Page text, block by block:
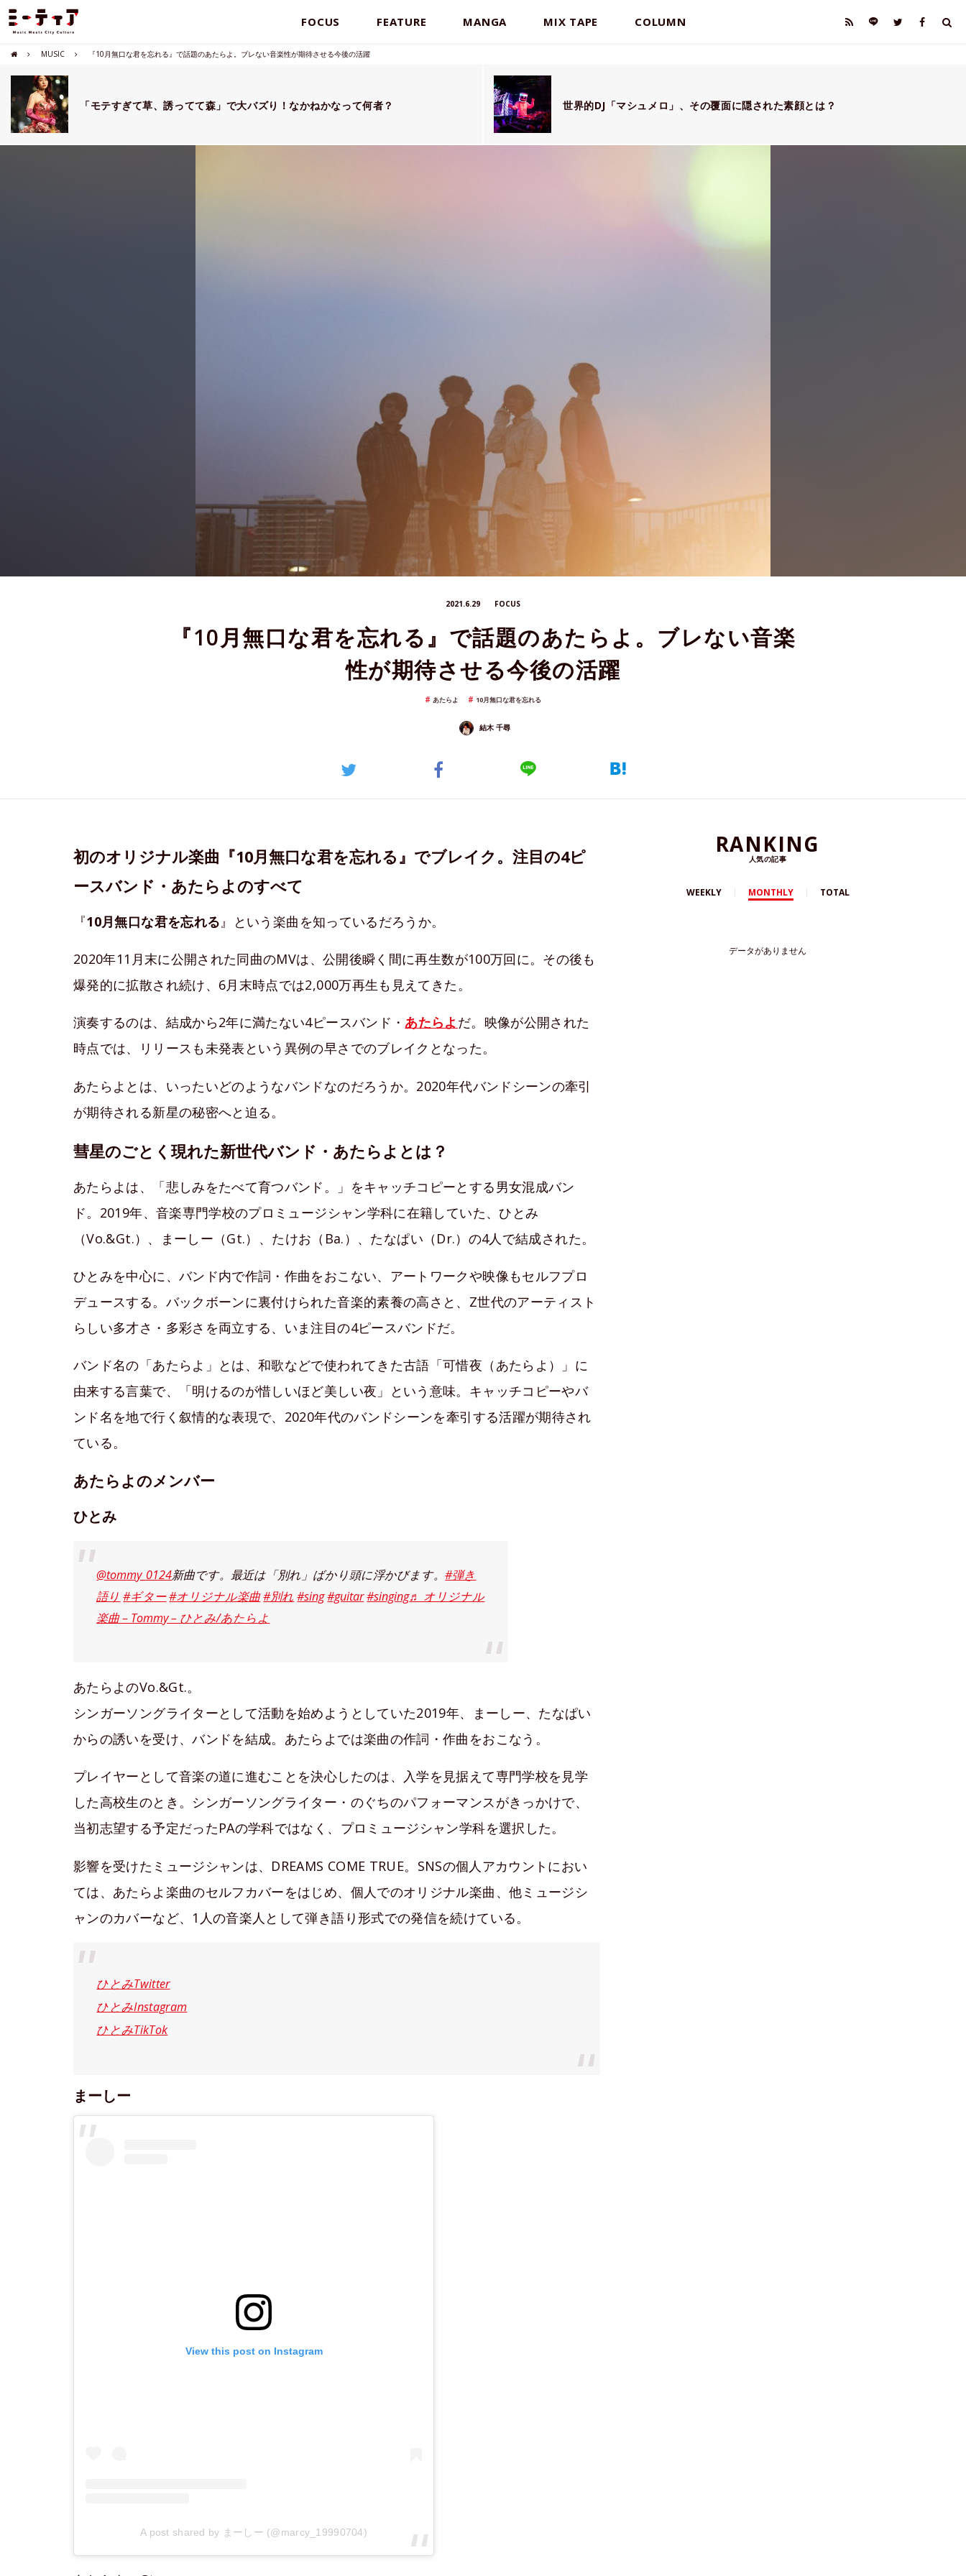
FOCUS FEATURE MANGA MIX TAPE COLUMN
MUSIC 『10月無口な君を忘れる』で話題のあたらよ。ブレない音楽性が期待させる今後の活躍
「モテすぎて草、誘ってて森」で大バズり！なかねかなって何者？ 世界的DJ「マシュメロ」、その覆面に隠された素顔とは？
2021.6.29 FOCUS
『10月無口な君を忘れる』で話題のあたらよ。ブレない音楽
性が期待させる今後の活躍
あたらよ 10月無口な君を忘れる
結木 千尋
初のオリジナル楽曲『10月無口な君を忘れる』でブレイク。注目の4ピ
ースバンド・あたらよのすべて
『10月無口な君を忘れる』という楽曲を知っているだろうか。
2020年11月末に公開された同曲のMVは、公開後瞬く間に再生数が100万回に。その後も
爆発的に拡散され続け、6月末時点では2,000万再生も見えてきた。
演奏するのは、結成から2年に満たない4ピースバンド・ あたらよだ。映像が公開された
時点では、リリースも未発表という異例の早さでのブレイクとなった。
あたらよとは、いったいどのようなバンドなのだろうか。2020年代バンドシーンの牽引
が期待される新星の秘密へと迫る。
彗星のごとく現れた新世代バンド・あたらよとは？
あたらよは、「悲しみをたべて育つバンド。」をキャッチコピーとする男女混成バン
ド。2019年、音楽専門学校のプロミュージシャン学科に在籍していた、ひとみ
（Vo.&Gt.）、まーしー（Gt.）、たけお（Ba.）、たなぱい（Dr.）の4人で結成された。
ひとみを中心に、バンド内で作詞・作曲をおこない、アートワークや映像もセルフプロ
デュースする。バックボーンに裏付けられた音楽的素養の高さと、Z世代のアーティスト
らしい多才さ・多彩さを両立する、いま注目の4ピースバンドだ。
バンド名の「あたらよ」とは、和歌などで使われてきた古語「可惜夜（あたらよ）」に
由来する言葉で、「明けるのが惜しいほど美しい夜」という意味。キャッチコピーやバ
ンド名を地で行く叙情的な表現で、2020年代のバンドシーンを牽引する活躍が期待され
ている。
あたらよのメンバー
ひとみ
@tommy_0124新曲です。最近は「別れ」ばかり頭に浮かびます。#弾き
語り #ギター#オリジナル楽曲#別れ #sing#guitar#singing♬ オリジナル
楽曲 – Tommy – ひとみ/あたらよ
あたらよのVo.&Gt.。
シンガーソングライターとして活動を始めようとしていた2019年、まーしー、たなぱい
からの誘いを受け、バンドを結成。あたらよでは楽曲の作詞・作曲をおこなう。
プレイヤーとして音楽の道に進むことを決心したのは、入学を見据えて専門学校を見学
した高校生のとき。シンガーソングライター・のぐちのパフォーマンスがきっかけで、
当初志望する予定だったPAの学科ではなく、プロミュージシャン学科を選択した。
影響を受けたミュージシャンは、DREAMS COME TRUE。SNSの個人アカウントにおい
ては、あたらよ楽曲のセルフカバーをはじめ、個人でのオリジナル楽曲、他ミュージシ
ャンのカバーなど、1人の音楽人として弾き語り形式での発信を続けている。
ひとみTwitter
ひとみInstagram
ひとみTikTok
まーしー
View this post on Instagram
A post shared by まーしー (@marcy_19990704)
RANKING
人気の記事
WEEKLY MONTHLY TOTAL
データがありません